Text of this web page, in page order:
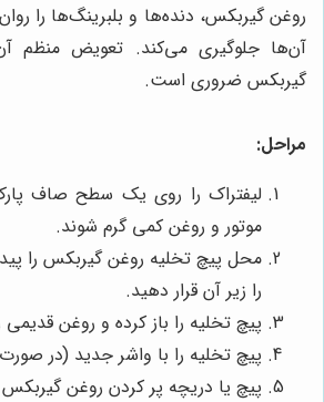
روغن گیربکس، دنده‌ها و بلبرینگ‌ها را
آن‌ها جلوگیری می‌کند. تعویض منظم
گیربکس ضروری است.
مراحل:
لیفتراک را روی یک سطح صاف
موتور و روغن کمی گرم شوند.
محل پیچ تخلیه روغن گیربکس را
را زیر آن قرار دهید.
پیچ تخلیه را باز کرده و روغن قدیمی
پیچ تخلیه را با واشر جدید (در صورت
پیچ یا دریچه پر کردن روغن گیربکس